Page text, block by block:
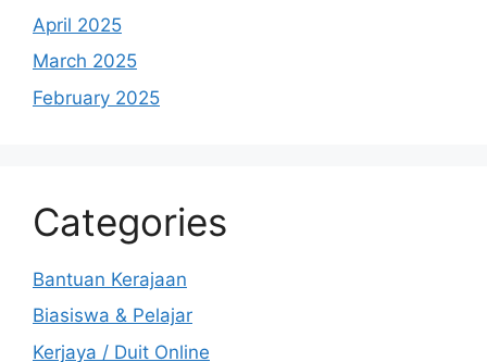
April 2025
March 2025
February 2025
Categories
Bantuan Kerajaan
Biasiswa & Pelajar
Kerjaya / Duit Online